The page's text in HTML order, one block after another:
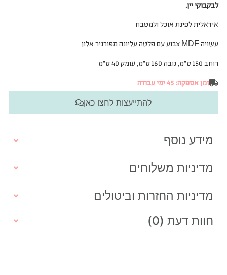
לבקבוקי יין.
אידאלית לפינת אוכל ולמטבח
עשויה MDF צבוע עם פלטה עליונה מפורניר אלון
רוחב 150 ס”מ, גובה 160 ס”מ, עומק 40 ס”מ
זמן אספקה: 45 ימי עבודה
להתייעצות לחצו כאן
מידע נוסף
מדיניות משלוחים
מדיניות החזרות וביטולים
חוות דעת (0)